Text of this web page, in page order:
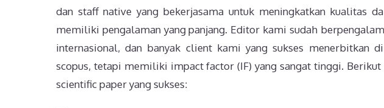
dan staff native yang bekerjasama untuk meningkatkan kualitas
memiliki pengalaman yang panjang. Editor kami sudah
internasional, dan banyak client kami yang sukses menerbitkan
scopus, tetapi memiliki impact factor (IF) yang sangat tinggi.
scientific paper yang sukses: